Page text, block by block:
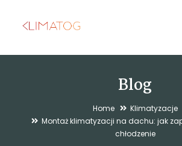
Blog
Home
Klimatyzacje
Montaż klimatyzacji na dachu: jak
chłodzenie